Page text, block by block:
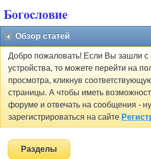
Обзор статей
Добро пожаловать! Если Вы зашли с
устройства, то можете перейти на
просмотра, кликнув
страницы. А чтобы иметь
форуме и отвечать на сообщения -
зарегистрироваться на сайте
Разделы